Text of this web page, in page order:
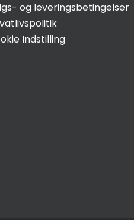
og leveringsbetingelser
Indstilling